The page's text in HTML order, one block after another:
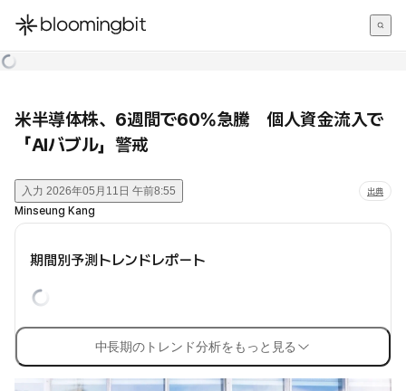
한국어
米半導体株、6週間で60%急騰 個人資金流入で
「AIバブル」警戒
入力 2026年05月11日 午前8:55 出典
Minseung Kang
期間別予測トレンドレポート
中長期のトレンド分析をもっと見る